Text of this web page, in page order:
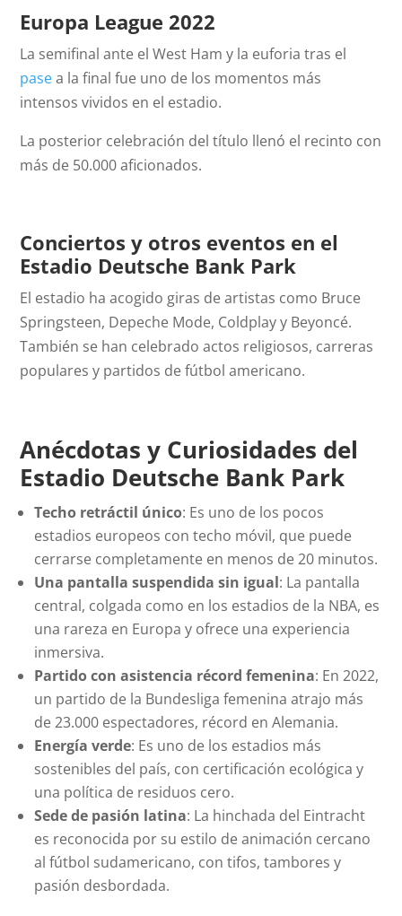
Europa League 2022
La semifinal ante el West Ham y la euforia tras el
pasea la final fue uno de los momentos más
intensos vividos en el estadio.
La posterior celebración del título llenó el recinto con
más de 50.000 aficionados.
Conciertos y otros eventos en el
Estadio Deutsche Bank Park
El estadio ha acogido giras de artistas como Bruce
Springsteen, Depeche Mode, Coldplay y Beyoncé.
También se han celebrado actos religiosos, carreras
populares y partidos de fútbol americano.
Anécdotas y Curiosidades del
Estadio Deutsche Bank Park
Techo retráctil único: Es uno de los pocos
estadios europeos con techo móvil, que puede
cerrarse completamente en menos de 20 minutos.
Una pantalla suspendida sin igual: La pantalla
central, colgada como en los estadios de la NBA, es
una rareza en Europa y ofrece una experiencia
inmersiva.
Partido con asistencia récord femenina: En 2022,
un partido de la Bundesliga femenina atrajo más
de 23.000 espectadores, récord en Alemania.
Energía verde: Es uno de los estadios más
sostenibles del país, con certificación ecológica y
una política de residuos cero.
Sede de pasión latina: La hinchada del Eintracht
es reconocida por su estilo de animación cercano
al fútbol sudamericano, con tifos, tambores y
pasión desbordada.